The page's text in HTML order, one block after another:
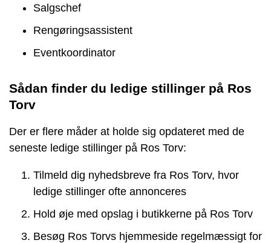
Salgschef
Rengøringsassistent
Eventkoordinator
Sådan finder du ledige stillinger på Ros
Torv
Der er flere måder at holde sig opdateret med de
seneste ledige stillinger på Ros Torv:
Tilmeld dig nyhedsbreve fra Ros Torv, hvor
ledige stillinger ofte annonceres
Hold øje med opslag i butikkerne på Ros Torv
Besøg Ros Torvs hjemmeside regelmæssigt for